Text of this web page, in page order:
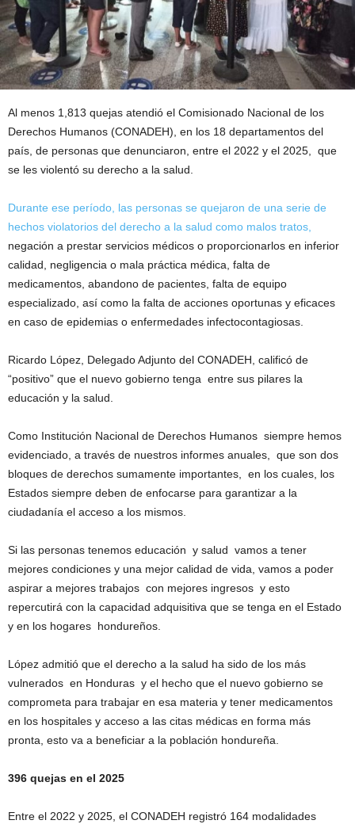
Al menos 1,813 quejas atendió el Comisionado Nacional de los
Derechos Humanos (CONADEH), en los 18 departamentos del
país, de personas que denunciaron, entre el 2022 y el 2025, que
se les violentó su derecho a la salud.
Durante ese período, las personas se quejaron de una serie de
hechos violatorios del derecho a la salud como malos tratos,
negación a prestar servicios médicos o proporcionarlos en inferior
calidad, negligencia o mala práctica médica, falta de
medicamentos, abandono de pacientes, falta de equipo
especializado, así como la falta de acciones oportunas y eficaces
en caso de epidemias o enfermedades infectocontagiosas.
Ricardo López, Delegado Adjunto del CONADEH, calificó de
“positivo” que el nuevo gobierno tenga entre sus pilares la
educación y la salud.
Como Institución Nacional de Derechos Humanos siempre hemos
evidenciado, a través de nuestros informes anuales, que son dos
bloques de derechos sumamente importantes, en los cuales, los
Estados siempre deben de enfocarse para garantizar a la
ciudadanía el acceso a los mismos.
Si las personas tenemos educación y salud vamos a tener
mejores condiciones y una mejor calidad de vida, vamos a poder
aspirar a mejores trabajos con mejores ingresos y esto
repercutirá con la capacidad adquisitiva que se tenga en el Estado
y en los hogares hondureños.
López admitió que el derecho a la salud ha sido de los más
vulnerados en Honduras y el hecho que el nuevo gobierno se
comprometa para trabajar en esa materia y tener medicamentos
en los hospitales y acceso a las citas médicas en forma más
pronta, esto va a beneficiar a la población hondureña.
396 quejas en el 2025
Entre el 2022 y 2025, el CONADEH registró 164 modalidades